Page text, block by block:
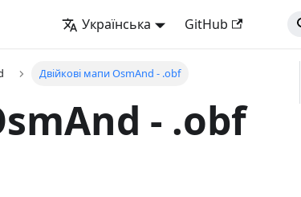
Українська GitHub
Двійкові мапи OsmAnd - .obf
- .obf